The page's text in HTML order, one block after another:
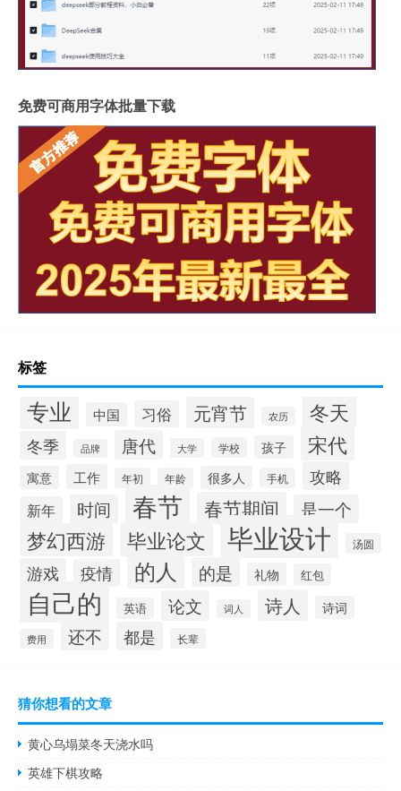
免费可商用字体批量下载
标签
专业 中国 习俗 元宵节 农历 冬天
冬季 品牌 唐代 大学 学校 孩子 宋代
寓意 工作 年初 年龄 很多人 手机 攻略
新年 时间 春节 春节期间 是一个
梦幻西游 毕业论文 毕业设计 汤圆
游戏 疫情 的人 的是 礼物 红包
自己的 英语 论文 词人 诗人 诗词
费用 还不 都是 长辈
猜你想看的文章
黄心乌塌菜冬天浇水吗
英雄下棋攻略